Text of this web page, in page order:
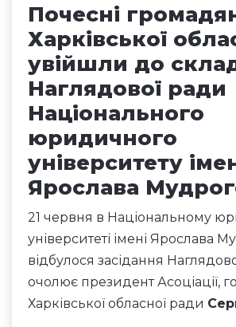
Почесні
Харківської
увійшли до
Наглядової ради
Національного
юридичного
університету
Ярослава
21 червня в Національному
університеті імені Ярослава
відбулося засідання
очолює президент Асоціації,
Харківської обласної ради